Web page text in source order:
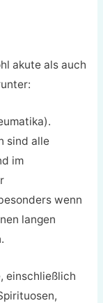
akute als auch
sind alle
im
wenn
langen
einschließlich